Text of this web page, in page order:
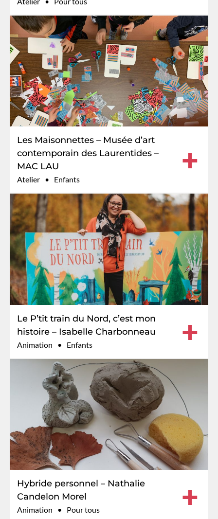
Les Maisonnettes – Musée d’art
contemporain des Laurentides –
MAC LAU
Atelier Enfants
+
Le P’tit train du Nord, c’est mon
histoire – Isabelle Charbonneau
Animation Enfants +
Hybride personnel – Nathalie
Candelon Morel
Animation Pour tous +